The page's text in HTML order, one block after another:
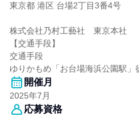
東京都 港区 台場2丁目3番4号
株式会社乃村工藝社 東京本社
【交通手段】
交通手段
ゆりかもめ「お台場海浜公園駅」
開催月
2025年7月
応募資格